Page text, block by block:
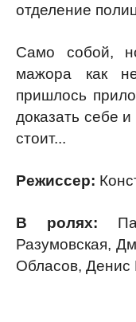
отделение
Само собой,
мажора как
пришлось
доказать себе
стоит...
Режиссер:
В ролях:
Разумовская,
Обласов, Денис